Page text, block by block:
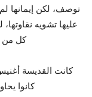
توصف، لكن إيمانها
عليها تشويه
كل من
كانت القديسة
كانوا